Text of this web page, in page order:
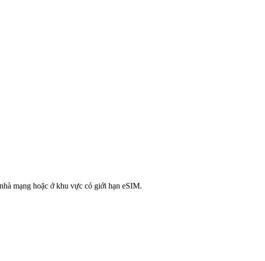
mạng hoặc ở khu vực có giới hạn eSIM.